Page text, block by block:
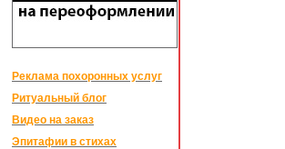
Реклама похоронных услуг
Ритуальный блог
Видео на заказ
Эпитафии в стихах